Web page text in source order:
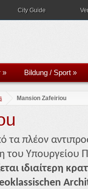
City Guide
» Bildung / Sport »
Mansion Zafeiriou
τα πλέον
Υπουργείου
ιδιαίτερη